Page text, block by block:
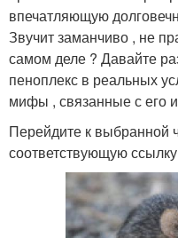
впечатляющую
Звучит заманчиво , не
самом деле ? Давайте
пеноплекс в реальных
мифы , связанные с его
Перейдите к выбранной
соответствующую